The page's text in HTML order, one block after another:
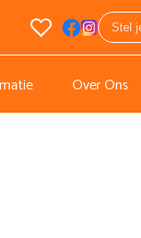
Over Ons